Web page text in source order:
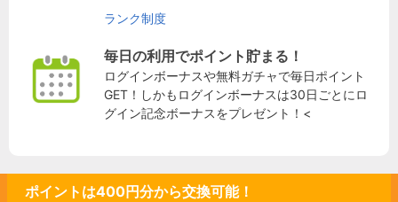
ランク制度
毎日の利用でポイント貯まる！
ログインボーナスや無料ガチャで毎日ポイント
GET！しかもログインボーナスは30日ごとにロ
グイン記念ボーナスをプレゼント！<
ポイントは400円分から交換可能！